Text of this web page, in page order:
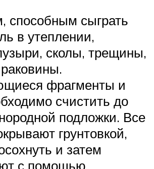
способным сыграть
в утеплении,
сколы, трещины,
фрагменты и
счистить до
подложки. Все
грунтовкой,
и затем
с помощью